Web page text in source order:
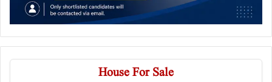
House For Sale